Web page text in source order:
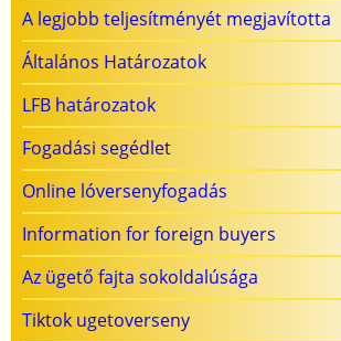
A legjobb teljesítményét megjavította
Általános Határozatok
LFB határozatok
Fogadási segédlet
Online lóversenyfogadás
Information for foreign buyers
Az ügető fajta sokoldalúsága
Tiktok ugetoverseny